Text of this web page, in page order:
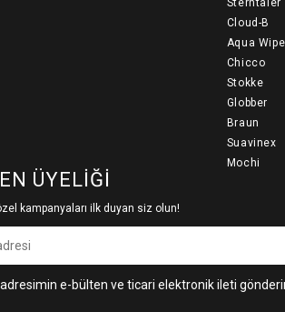
Cloud-B
Aqua
Chicco
Stokke
Globber
Braun
Suavinex
Mochi
ÜYELIĞI
kampanyaları ilk duyan siz olun!
e-bülten ve ticari elektronik ileti